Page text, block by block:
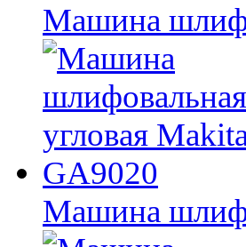
Машина
Машина